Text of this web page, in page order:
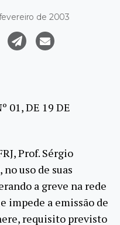
de 2003
01, DE 19 DE
Prof. Sérgio
uso de suas
a greve na rede
impede a emissão de
requisito previsto